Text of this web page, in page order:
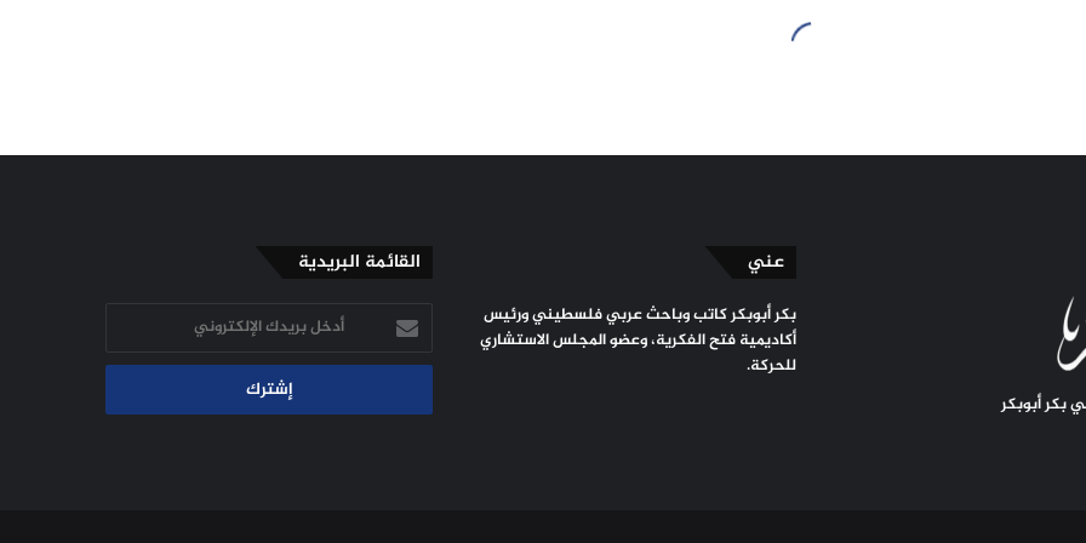
بكر أبوبكر
عني
بكر أبوبكر كاتب وباحث عربي فلسطيني ورئيس
أكاديمية فتح الفكرية، وعضو المجلس الاستشاري
للحركة.
القائمة البريدية
أدخل
بريدك
الإلكتروني